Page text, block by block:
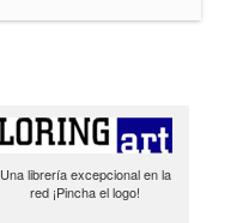
Una librería excepcional en la
red ¡Pincha el logo!